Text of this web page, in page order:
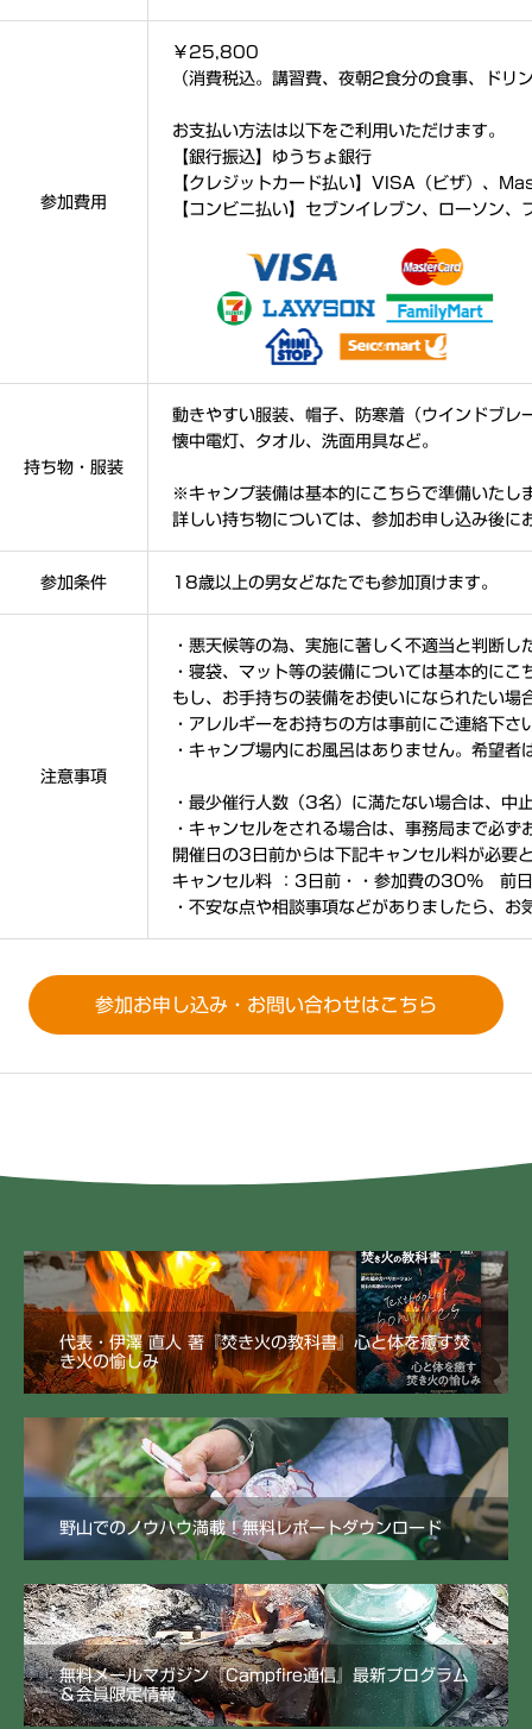
参加費用
￥25,800
（消費税込。講習費、夜朝2食分の食事、ドリ
お支払い方法は以下をご利用いただけます。
【銀行振込】ゆうちょ銀行
【クレジットカード払い】VISA（ビザ）、
【コンビニ払い】セブンイレブン、ローソン
持ち物・服装
動きやすい服装、帽子、防寒着（ウインドブレ
懐中電灯、タオル、洗面用具など。
※キャンプ装備は基本的にこちらで準備いたし
詳しい持ち物については、参加お申し込み後に
参加条件 18歳以上の男女どなたでも参加頂けます。
注意事項
・悪天候等の為、実施に著しく不適当と判断
・寝袋、マット等の装備については基本的にこ
もし、お手持ちの装備をお使いになられたい場
・アレルギーをお持ちの方は事前にご連絡下
・キャンプ場内にお風呂はありません。希望
・最少催行人数（3名）に満たない場合は、中
・キャンセルをされる場合は、事務局まで必ず
開催日の3日前からは下記キャンセル料が必要
キャンセル料 ：3日前・・参加費の30％ 前
・不安な点や相談事項などがありましたら、お
参加お申し込み・お問い合わせはこちら
代表・伊澤 直人 著『焚き火の教科書』心と体を癒す焚
き火の愉しみ
野山でのノウハウ満載！無料レポートダウンロード
無料メールマガジン『Campfire通信』最新プログラム
＆会員限定情報